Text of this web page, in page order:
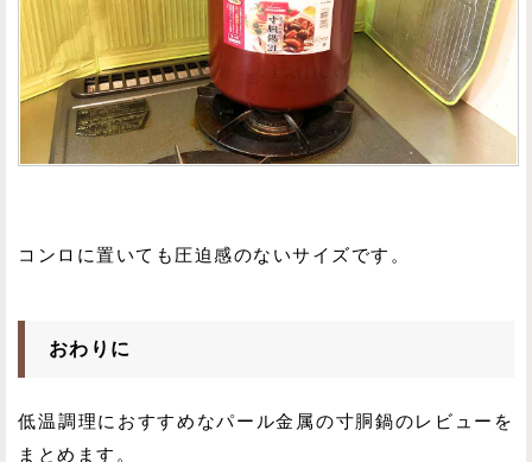
コンロに置いても圧迫感のないサイズです。
おわりに
低温調理におすすめなパール金属の寸胴鍋のレビューを
まとめます。